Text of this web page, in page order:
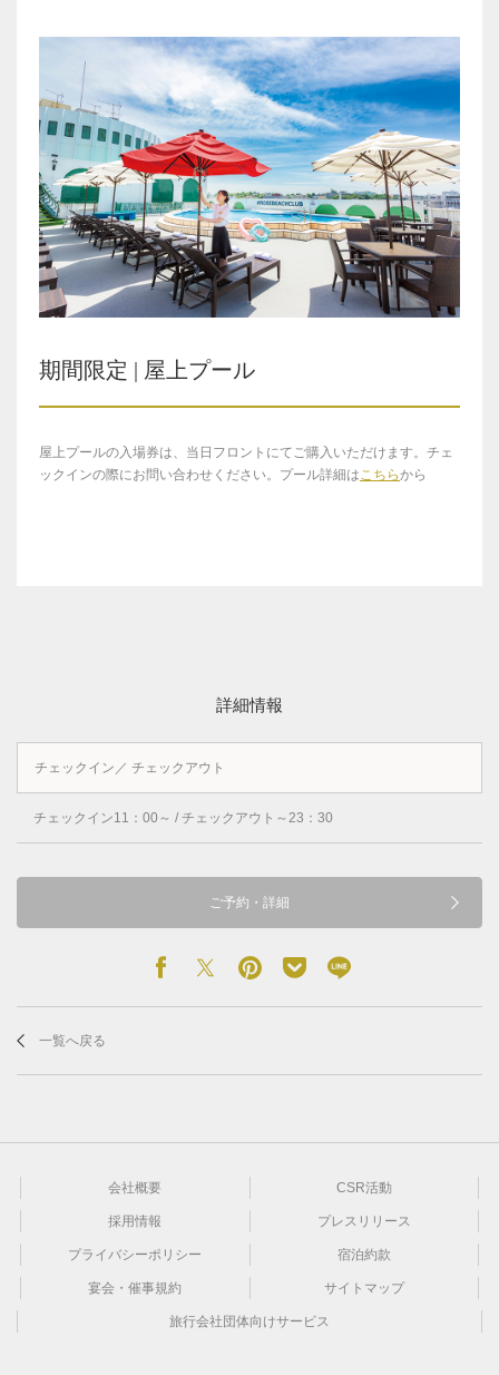
期間限定 | 屋上プール
屋上プールの入場券は、当日フロントにてご購入いただけます。チェ
ックインの際にお問い合わせください。プール詳細はこちらから
詳細情報
チェックイン／ チェックアウト
チェックイン11：00～ / チェックアウト～23：30
ご予約・詳細
一覧へ戻る
会社概要 CSR活動
採用情報 プレスリリース
プライバシーポリシー 宿泊約款
宴会・催事規約 サイトマップ
旅行会社団体向けサービス